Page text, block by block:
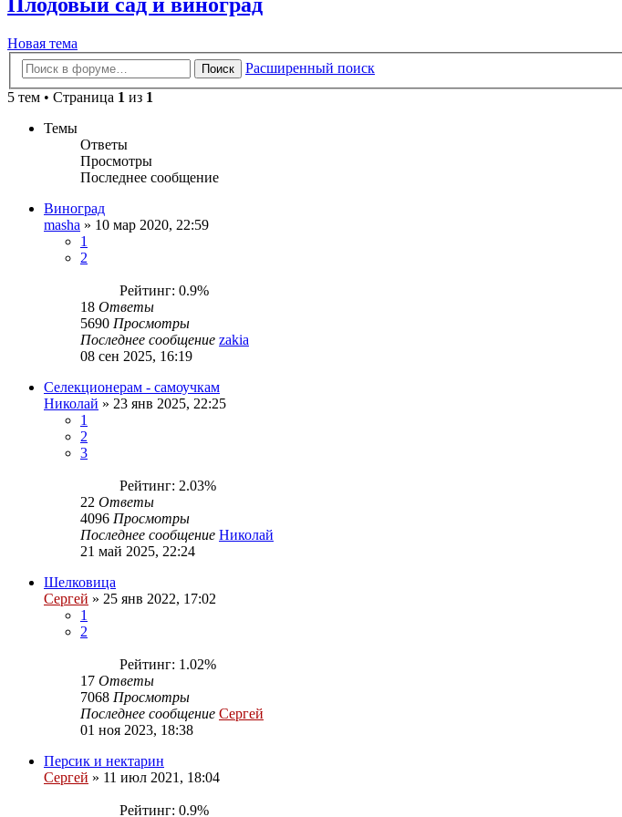
Плодовый сад и виноград
Новая тема
Поиск
Расширенный поиск
5 тем • Страница 1 из 1
Темы
Ответы
Просмотры
Последнее сообщение
Виноград
masha » 10 мар 2020, 22:59
1
2
Рейтинг: 0.9%
18 Ответы
5690 Просмотры
Последнее сообщение zakia
08 сен 2025, 16:19
Селекционерам - самоучкам
Николай » 23 янв 2025, 22:25
1
2
3
Рейтинг: 2.03%
22 Ответы
4096 Просмотры
Последнее сообщение Николай
21 май 2025, 22:24
Шелковица
Сергей » 25 янв 2022, 17:02
1
2
Рейтинг: 1.02%
17 Ответы
7068 Просмотры
Последнее сообщение Сергей
01 ноя 2023, 18:38
Персик и нектарин
Сергей » 11 июл 2021, 18:04
Рейтинг: 0.9%